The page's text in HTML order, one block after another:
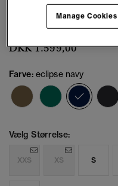
Everest Parka med
(21)
DKK 1.599,00
Farve: eclipse navy
valgt
Vælg Størrelse:
XXS XS S
Manage Cookies